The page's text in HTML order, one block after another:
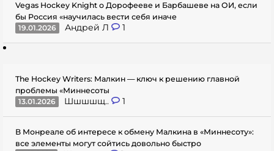
Vegas Hockey Knight о Дорофееве и Барбашеве на ОИ, если
бы Россия «научилась вести себя иначе
19.01.2026
Андрей Л 1
The Hockey Writers: Малкин — ключ к решению главной
проблемы «Миннесоты
13.01.2026
Шшшшщ.. 1
В Монреале об интересе к обмену Малкина в «Миннесоту»:
все элементы могут сойтись довольно быстро